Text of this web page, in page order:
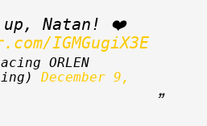
Never give up, Natan! ❤️
IGMGugiX3E
ORLEN
December 9,